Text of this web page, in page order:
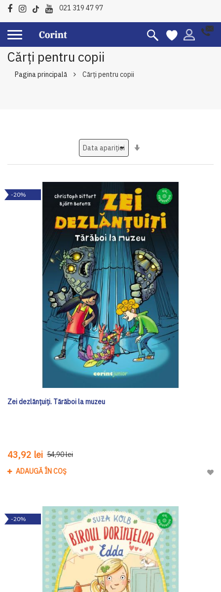
021 319 47 97
Cărți pentru copii
Pagina principală Cărți pentru copii
-20%
Zei dezlănțuiți. Tărăboi la muzeu
43,92 lei 54,90 lei
ADAUGĂ ÎN COȘ
-20%